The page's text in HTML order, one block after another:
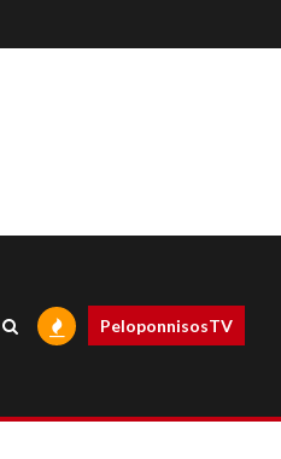
PeloponnisosTV